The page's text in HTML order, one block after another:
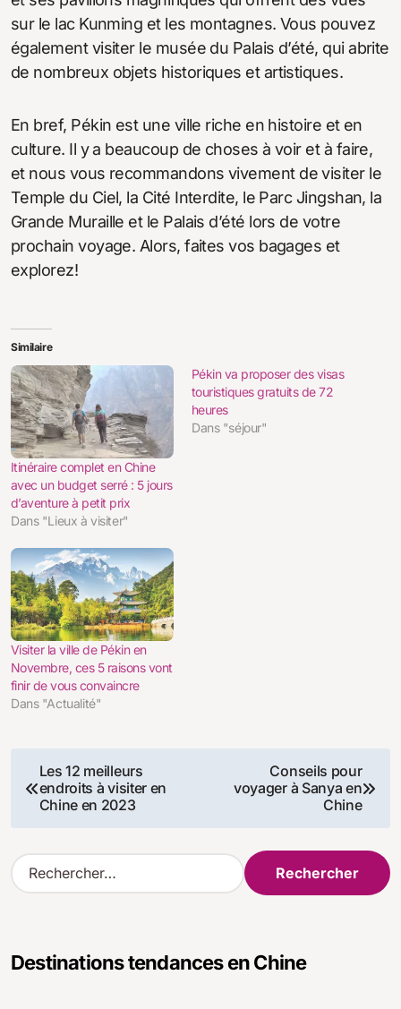
sur le lac Kunming et les montagnes. Vous pouvez
également visiter le musée du Palais d’été, qui abrite
de nombreux objets historiques et artistiques.
En bref, Pékin est une ville riche en histoire et en
culture. Il y a beaucoup de choses à voir et à faire,
et nous vous recommandons vivement de visiter le
Temple du Ciel, la Cité Interdite, le Parc Jingshan, la
Grande Muraille et le Palais d’été lors de votre
prochain voyage. Alors, faites vos bagages et
explorez!
Similaire
Itinéraire complet en Chine
avec un budget serré : 5 jours
d’aventure à petit prix
Dans "Lieux à visiter"
Pékin va proposer des visas
touristiques gratuits de 72
heures
Dans "séjour"
Visiter la ville de Pékin en
Novembre, ces 5 raisons vont
finir de vous convaincre
Dans "Actualité"
Navigation
de
l’article
Les 12 meilleurs
endroits à visiter en
Chine en 2023
Conseils pour
voyager à Sanya en
Chine
R
e
rDestinations tendances en Chine